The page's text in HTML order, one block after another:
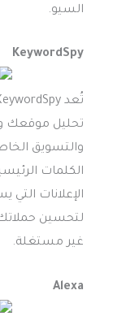
السيو.
KeywordSpy
تحليل موقعك
والتسويق
الكلمات
الإعلانات
لتحسين
غير مستغلة.
Alexa